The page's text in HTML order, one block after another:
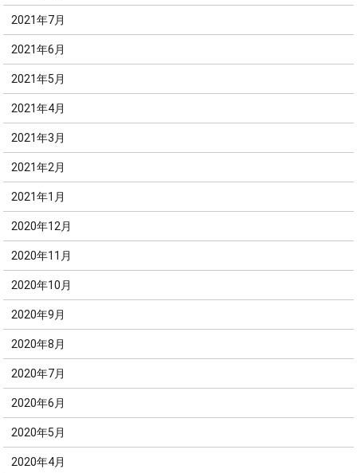
2021年7月
2021年6月
2021年5月
2021年4月
2021年3月
2021年2月
2021年1月
2020年12月
2020年11月
2020年10月
2020年9月
2020年8月
2020年7月
2020年6月
2020年5月
2020年4月